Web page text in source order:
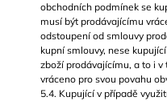
obchodních podmínek se
musí být prodávajícímu
odstoupení od smlouvy
kupní smlouvy, nese
zboží prodávajícímu, a to i
vráceno pro svou povahu
5.4. Kupující v případě